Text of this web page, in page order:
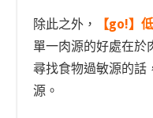
除此之外， 【go!】
單一肉源的好處在於
尋找食物過敏源的話
源。